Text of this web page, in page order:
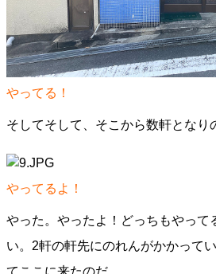
やってる！
そしてそして、そこから数軒とな
やってるよ！
やった。やったよ！どっちもやって
い。2軒の軒先にのれんがかかって
てここに来たのだ。